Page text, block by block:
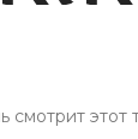
смотрит этот